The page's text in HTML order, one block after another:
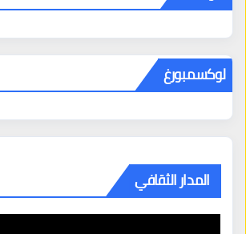
لوكسمبورغ
المدار الثقافي